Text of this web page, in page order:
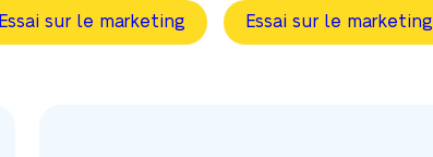
Essai sur le marketing Essai sur le marketing